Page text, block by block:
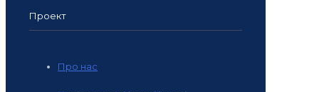
Проект
Про нас